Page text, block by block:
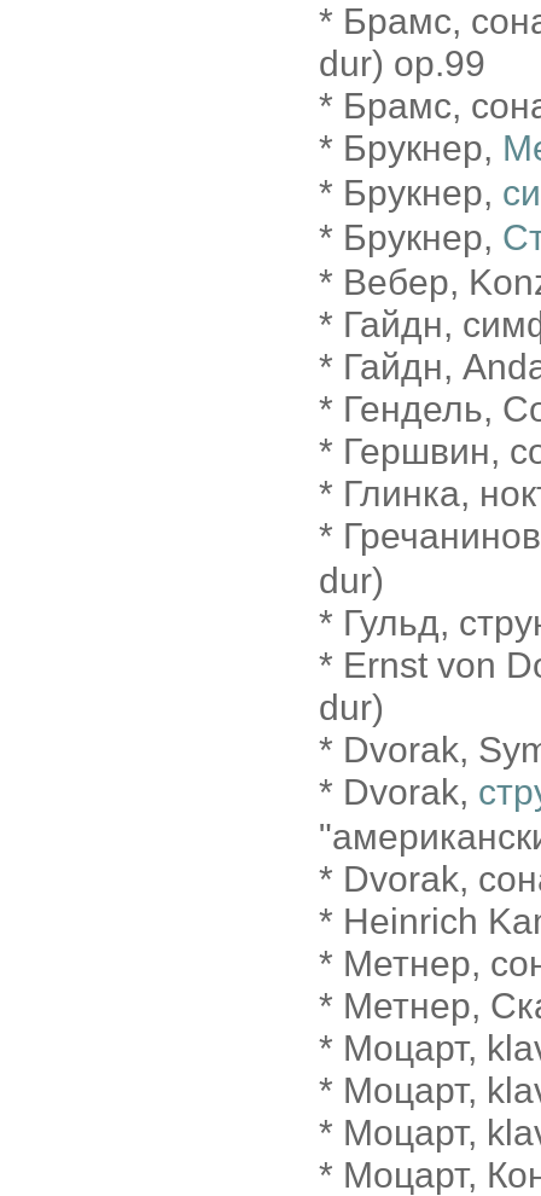
* Брамс,
dur) op.99
* Брамс,
* Брукнер,
* Брукнер,
* Брукнер,
* Вебер,
* Гайдн,
* Гайдн,
* Гендель,
* Гершвин,
* Глинка,
*
dur)
* Гульд,
* Ernst von
dur)
* Dvorak,
* Dvorak,
* Dvorak,
* Heinrich
* Метнер,
* Метнер,
* Моцарт,
* Моцарт,
* Моцарт,
* Моцарт,